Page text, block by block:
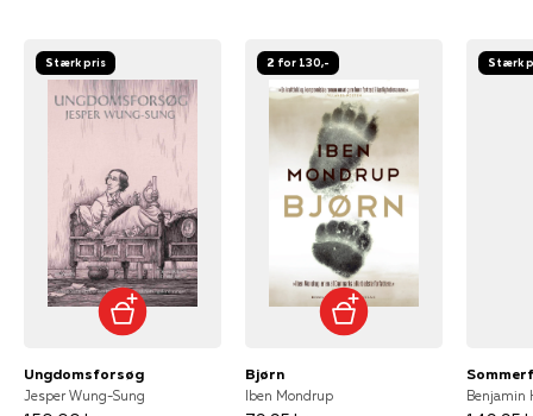
Stærk pris
Ungdomsforsøg
Jesper Wung-Sung
2 for 130,-
Bjørn
Iben Mondrup
Stærk
Benjamin